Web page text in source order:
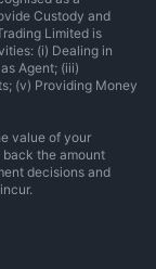
Custody and
Limited is
(i) Dealing in
Agent; (iii)
(v) Providing Money
value of your
the amount
decisions and